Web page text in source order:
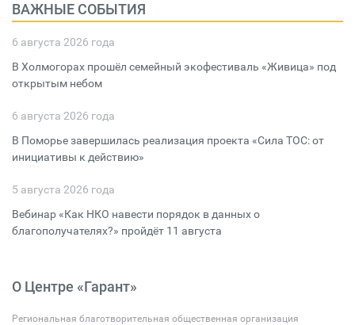
ВАЖНЫЕ СОБЫТИЯ
6 августа 2026 года
В Холмогорах прошёл семейный экофестиваль «Живица» под
открытым небом
6 августа 2026 года
В Поморье завершилась реализация проекта «Сила ТОС: от
инициативы к действию»
5 августа 2026 года
Вебинар «Как НКО навести порядок в данных о
благополучателях?» пройдёт 11 августа
О Центре «Гарант»
Региональная благотворительная общественная организация